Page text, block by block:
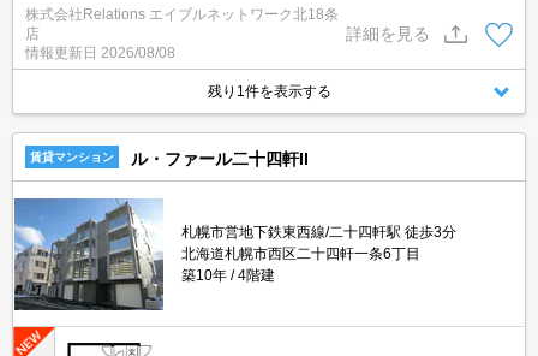
歩圏内にスーパー・コンビニ・ドラックストアがあり普段のお買い
株式会社Relations エイブルネットワーク北18条
店
情報更新日 2026/08/08
詳細を見る
残り1件を表示する
賃貸マンション ル・ファール二十四軒II
札幌市営地下鉄東西線/二十四軒駅 徒歩3分
北海道札幌市西区二十四軒一条6丁目
築10年
4階建